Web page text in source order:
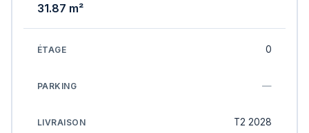
31.87 m²
0
—
T2 2028